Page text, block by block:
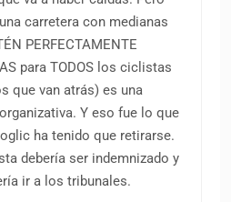
carretera con medianas
PERFECTAMENTE
para TODOS los ciclistas
que van atrás) es una
Y eso fue lo que
ha tenido que retirarse.
debería ser indemnizado y
ir a los tribunales.